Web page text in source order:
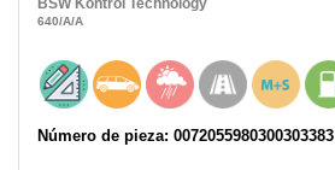
BSW Kontrol Technology
640/A/A
Número de pieza: 0072055980300303383